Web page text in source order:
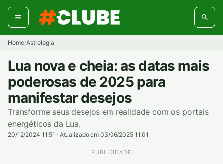
Pular
para
conteúdo
Home/Astrologia
Lua nova e cheia: as datas mais
poderosas de 2025 para
manifestar desejos
Transforme seus desejos em realidade com os portais
energéticos da Lua.
20/12/2024 11:51 · Atualizado em 03/06/2025 11:01
PUBLICIDADE